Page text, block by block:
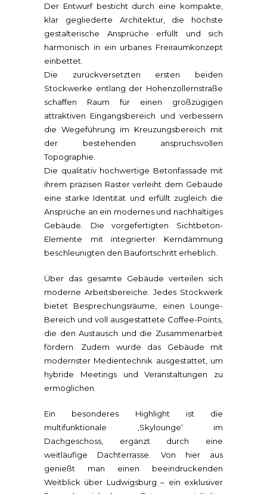
Der Entwurf besticht durch eine kompakte,
klar gegliederte Architektur, die höchste
gestalterische Ansprüche erfüllt und sich
harmonisch in ein urbanes Freiraumkonzept
einbettet.
Die zurückversetzten ersten beiden
Stockwerke entlang der Hohenzollernstraße
schaffen Raum für einen großzügigen
attraktiven Eingangsbereich und verbessern
die Wegeführung im Kreuzungsbereich mit
der bestehenden anspruchsvollen
Topographie.
Die qualitativ hochwertige Betonfassade mit
ihrem präzisen Raster verleiht dem Gebäude
eine starke Identität und erfüllt zugleich die
Ansprüche an ein modernes und nachhaltiges
Gebäude. Die vorgefertigten Sichtbeton-
Elemente mit integrierter Kerndämmung
beschleunigten den Baufortschritt erheblich.
Über das gesamte Gebäude verteilen sich
moderne Arbeitsbereiche. Jedes Stockwerk
bietet Besprechungsräume, einen Lounge-
Bereich und voll ausgestattete Coffee-Points,
die den Austausch und die Zusammenarbeit
fördern. Zudem wurde das Gebäude mit
modernster Medientechnik ausgestattet, um
hybride Meetings und Veranstaltungen zu
ermöglichen.
Ein besonderes Highlight ist die
multifunktionale ‚Skylounge‘ im
Dachgeschoss, ergänzt durch eine
weitläufige Dachterrasse. Von hier aus
genießt man einen beeindruckenden
Weitblick über Ludwigsburg – ein exklusiver